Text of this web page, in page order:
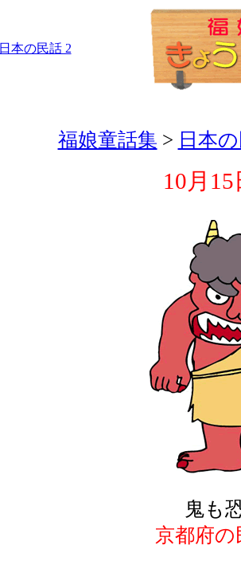
日本の民話 2
福娘童話集 > 日本
10月
鬼も
京都府の